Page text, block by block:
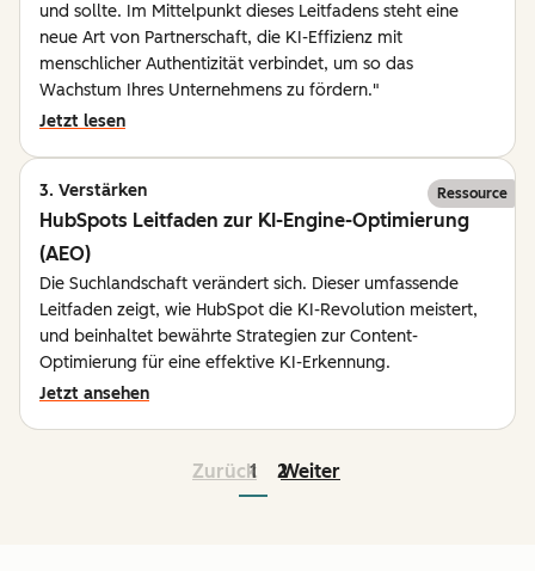
und sollte. Im Mittelpunkt dieses Leitfadens steht eine
neue Art von Partnerschaft, die KI-Effizienz mit
menschlicher Authentizität verbindet, um so das
Wachstum Ihres Unternehmens zu fördern."
Jetzt lesen
3. Verstärken Ressource
HubSpots Leitfaden zur KI-Engine-Optimierung
(AEO)
Die Suchlandschaft verändert sich. Dieser umfassende
Leitfaden zeigt, wie HubSpot die KI-Revolution meistert,
und beinhaltet bewährte Strategien zur Content-
Optimierung für eine effektive KI-Erkennung.
Jetzt ansehen
Zurück
1 2Weiter